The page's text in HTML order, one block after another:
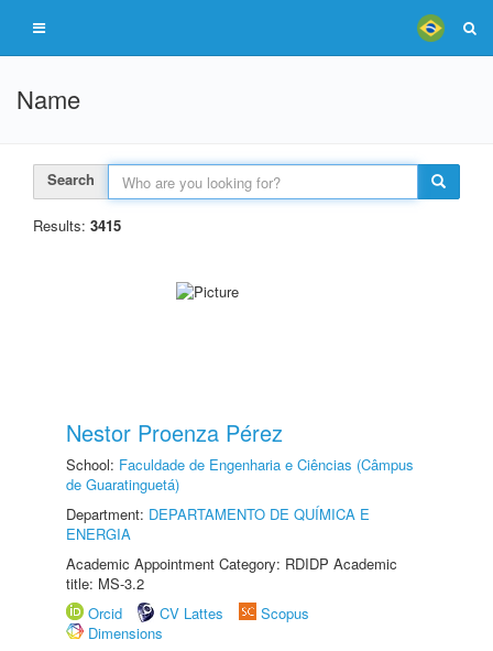
Name
Search
Results: 3415
Nestor Proenza Pérez
School: Faculdade de Engenharia e Ciências (Câmpus
de Guaratinguetá)
Department: DEPARTAMENTO DE QUÍMICA E
ENERGIA
Academic Appointment Category: RDIDP Academic
title: MS-3.2
Orcid
CV Lattes
Scopus
Dimensions